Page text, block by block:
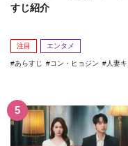
すじ紹介
注目 エンタメ
あらすじ コン・ヒョジン 人妻